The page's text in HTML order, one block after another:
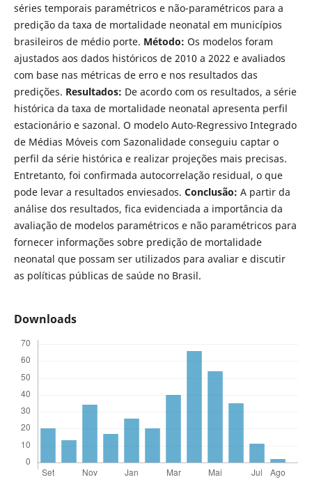
séries temporais paramétricos e não-paramétricos para a
predição da taxa de mortalidade neonatal em municípios
brasileiros de médio porte. Método: Os modelos foram
ajustados aos dados históricos de 2010 a 2022 e avaliados
com base nas métricas de erro e nos resultados das
predições. Resultados: De acordo com os resultados, a série
histórica da taxa de mortalidade neonatal apresenta perfil
estacionário e sazonal. O modelo Auto-Regressivo Integrado
de Médias Móveis com Sazonalidade conseguiu captar o
perfil da série histórica e realizar projeções mais precisas.
Entretanto, foi confirmada autocorrelação residual, o que
pode levar a resultados enviesados. Conclusão: A partir da
análise dos resultados, fica evidenciada a importância da
avaliação de modelos paramétricos e não paramétricos para
fornecer informações sobre predição de mortalidade
neonatal que possam ser utilizados para avaliar e discutir
as políticas públicas de saúde no Brasil.
Downloads